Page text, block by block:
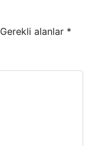
Gerekli alanlar *